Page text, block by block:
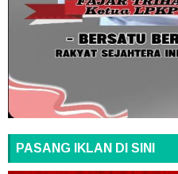
PASANG IKLAN DI SINI